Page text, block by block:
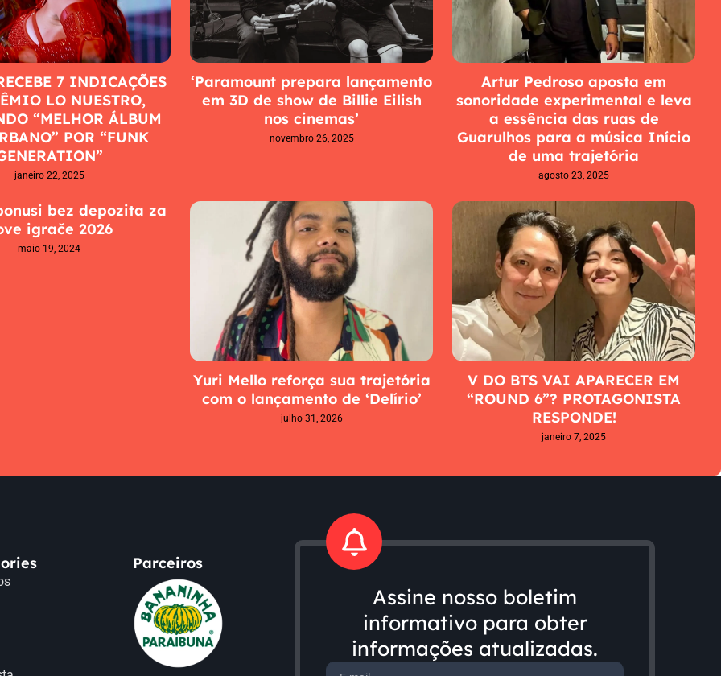
7 INDICAÇÕES
LO NUESTRO,
“MELHOR ÁLBUM
POR “FUNK
janeiro 22, 2025
‘Paramount prepara lançamento
em 3D de show de Billie Eilish
nos cinemas’
novembro 26, 2025
Artur Pedroso aposta em
sonoridade experimental e leva
a essência das ruas de
Guarulhos para a música Início
de uma trajetória
agosto 23, 2025
bez depozita za
igrače 2026
maio 19, 2024
Yuri Mello reforça sua trajetória
com o lançamento de ‘Delírio’
julho 31, 2026
V DO BTS VAI APARECER EM
“ROUND 6”? PROTAGONISTA
RESPONDE!
janeiro 7, 2025
Parceiros
Assine nosso boletim
informativo para obter
informações atualizadas.